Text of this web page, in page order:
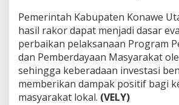
Pemerintah Kabupaten Konawe
hasil rakor dapat menjadi dasar
perbaikan pelaksanaan Program
dan Pemberdayaan Masyarakat
sehingga keberadaan investasi
memberikan dampak positif bagi
masyarakat lokal. (VELY)